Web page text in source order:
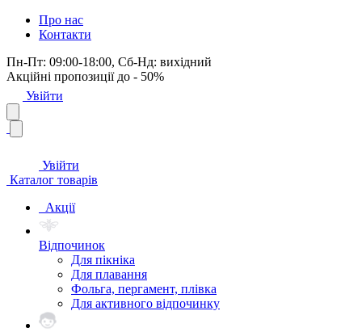
Про нас
Контакти
Пн-Пт: 09:00-18:00, Сб-Нд: вихідний
Акційні пропозиції до - 50%
Увійти
Увійти
Каталог товарів
Акції
Відпочинок
Для пікніка
Для плавання
Фольга, пергамент, плівка
Для активного відпочинку